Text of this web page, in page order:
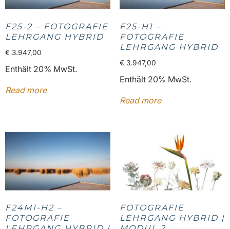
F25-2 – FOTOGRAFIE
LEHRGANG HYBRID
€ 3.947,00
Enthält 20% MwSt.
Read more
F25-H1 –
FOTOGRAFIE
LEHRGANG HYBRID
€ 3.947,00
Enthält 20% MwSt.
Read more
F24M1-H2 –
FOTOGRAFIE
FOTOGRAFIE
LEHRGANG HYBRID |